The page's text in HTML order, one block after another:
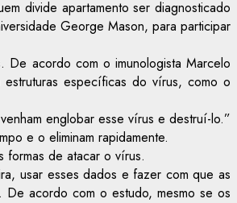
divide apartamento ser diagnosticado
George Mason, para participar
De acordo com o imunologista Marcelo
específicas do vírus, como o
englobar esse vírus e destruí-lo.”
e o eliminam rapidamente.
formas de atacar o vírus.
usar esses dados e fazer com que as
De acordo com o estudo, mesmo se os